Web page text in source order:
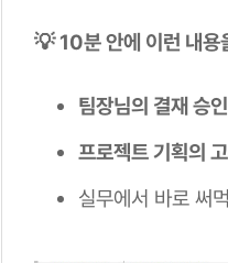
💡 10분 안에 이런 내용
팀장님의 결재 승
프로젝트 기획의
실무에서 바로 써